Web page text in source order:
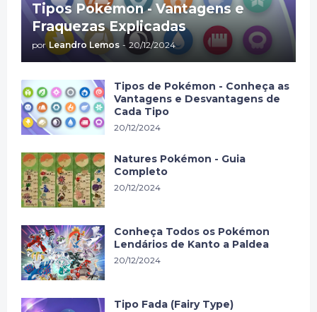
Tipos Pokémon - Vantagens e
Fraquezas Explicadas
por Leandro Lemos - 20/12/2024
Tipos de Pokémon - Conheça as
Vantagens e Desvantagens de
Cada Tipo
20/12/2024
Natures Pokémon - Guia
Completo
20/12/2024
Conheça Todos os Pokémon
Lendários de Kanto a Paldea
20/12/2024
Tipo Fada (Fairy Type)